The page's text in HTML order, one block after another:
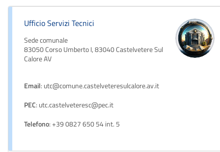
Ufficio Servizi Tecnici
Sede comunale
83050 Corso Umberto I, 83040 Castelvetere Sul
Calore AV
Email: utc@comune.castelveteresulcalore.av.it
PEC: utc.castelveteresc@pec.it
Telefono: +39 0827 650 54 int. 5